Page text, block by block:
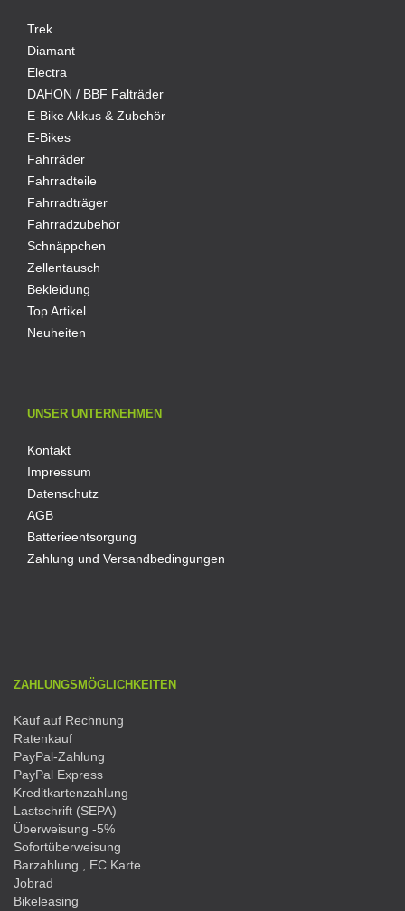
Trek
Diamant
Electra
DAHON / BBF Falträder
E-Bike Akkus & Zubehör
E-Bikes
Fahrräder
Fahrradteile
Fahrradträger
Fahrradzubehör
Schnäppchen
Zellentausch
Bekleidung
Top Artikel
Neuheiten
UNSER UNTERNEHMEN
Kontakt
Impressum
Datenschutz
AGB
Batterieentsorgung
Zahlung und Versandbedingungen
ZAHLUNGSMÖGLICHKEITEN
Kauf auf Rechnung
Ratenkauf
PayPal-Zahlung
PayPal Express
Kreditkartenzahlung
Lastschrift (SEPA)
Überweisung -5%
Sofortüberweisung
Barzahlung , EC Karte
Jobrad
Bikeleasing